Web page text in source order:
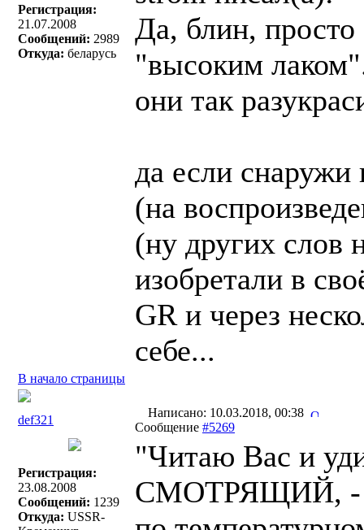
Регистрация:
21.07.2008
Сообщений: 2989
Откуда: беларусь
Да, блин, просто
"высоким
они так
да если снаружи
(на
(ну других слов
изобретали в
GR и через
себе...
В начало страницы
def321
Написано: 10.03.2018, 00:38
Сообщение #5269
Регистрация:
23.08.2008
Сообщений: 1239
Откуда: USSR-
"Читаю Вас и
СМОТРЯЩИЙ, -